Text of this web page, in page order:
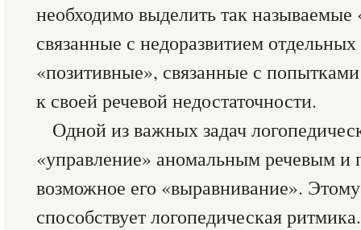
необходимо выделить так
связанные с недоразвитием
«позитивные», связанные с
к своей речевой недостаточности.
Одной из важных задач
«управление» аномальным речевым и
возможное его «выравнивание».
способствует логопедическая ритмика.